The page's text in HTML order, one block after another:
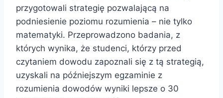
przygotowali strategię pozwalającą na
podniesienie poziomu rozumienia – nie tylko
matematyki. Przeprowadzono badania, z
których wynika, że studenci, którzy przed
czytaniem dowodu zapoznali się z tą strategią,
uzyskali na późniejszym egzaminie z
rozumienia dowodów wyniki lepsze o 30